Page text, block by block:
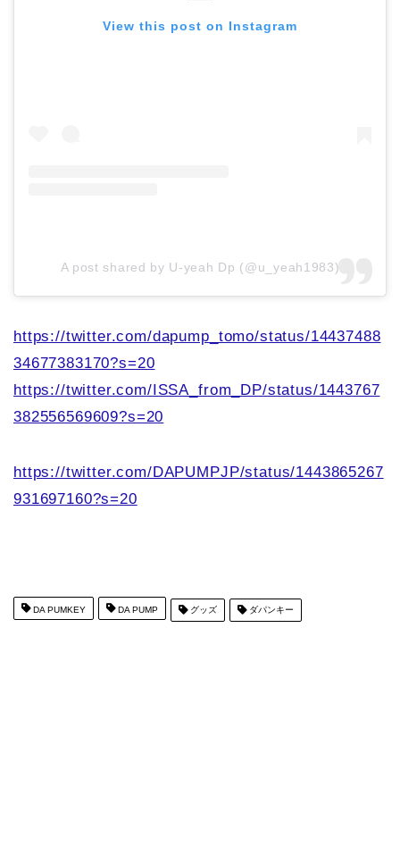
View this post on Instagram
A post shared by U-yeah Dp (@u_yeah1983)
https://twitter.com/dapump_tomo/status/14437488
34677383170?s=20
https://twitter.com/ISSA_from_DP/status/1443767
382556569609?s=20
https://twitter.com/DAPUMPJP/status/1443865267
931697160?s=20
DA PUMKEY DA PUMP グッズ ダパンキー